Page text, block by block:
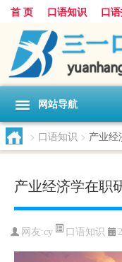
首 页 口语知识 口
网站导航
> 口语知识 > 产业经
产业经济学在职
网友:cy 口语知识